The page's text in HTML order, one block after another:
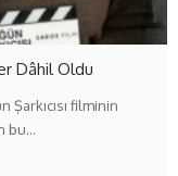
Dâhil Oldu
filminin
bu…